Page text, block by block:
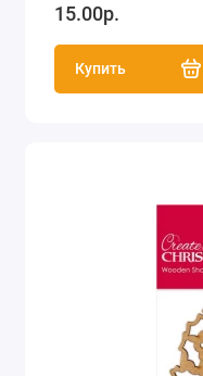
15.00р.
Купить